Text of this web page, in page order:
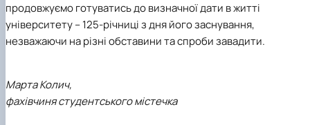
продовжуємо готуватись до визначної дати в житті
університету – 125-річниці з дня його заснування,
незважаючи на різні обставини та спроби завадити.
Марта Колич,
фахівчиня студентського містечка